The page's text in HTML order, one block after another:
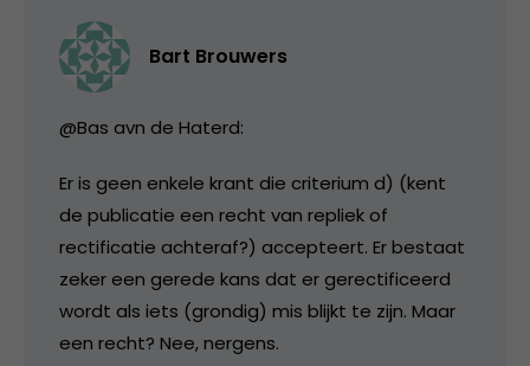
Bart Brouwers
@Bas avn de Haterd:
Er is geen enkele krant die criterium d) (kent
de publicatie een recht van repliek of
rectificatie achteraf?) accepteert. Er bestaat
zeker een gerede kans dat er gerectificeerd
wordt als iets (grondig) mis blijkt te zijn. Maar
een recht? Nee, nergens.